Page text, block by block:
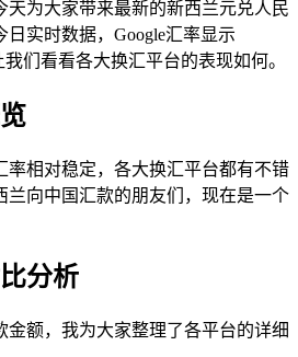
天为大家带来最新的新西兰元兑人民
实时数据，Google汇率显示
们看看各大换汇平台的表现如何。
率相对稳定，各大换汇平台都有不错
兰向中国汇款的朋友们，现在是一个
分析
金额，我为大家整理了各平台的详细